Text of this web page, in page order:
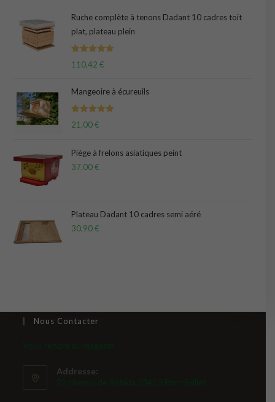
Ruche complète à tenons Dadant 10 cadres toit
plat, plateau plein
Note 5.00
110,42 €
Mangeoire à écureuils
Note 5.00
21,00€
Piège à frelons asiatiques peint
37,00€
Plateau Dadant 10 cadres semi aéré
30,90€
Nous Contacter
Vous rendre au magasin
Addresse:
22 chemin de Robida 53410 Port-Brillet